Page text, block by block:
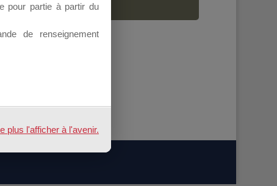
pour partie à partir du
de renseignement
plus l'afficher à l'avenir.